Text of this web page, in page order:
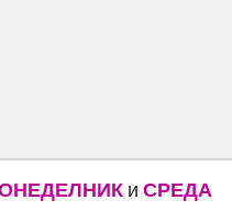
и СРЕДА